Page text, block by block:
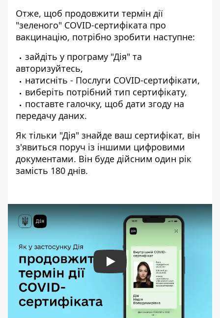
Отже, щоб продовжити термін дії
"зеленого" COVID-сертифіката про
вакцинацію, потрібно зробити наступне:
зайдіть у програму "Дія" та
авторизуйтесь,
натисніть - Послуги COVID-сертифікати,
виберіть потрібний тип сертифікату,
поставте галочку, щоб дати згоду на
передачу даних.
Як тільки "Дія" знайде ваш сертифікат, він
з'явиться поруч із іншими цифровими
документами. Він буде дійсним один рік
замість 180 днів.
Play